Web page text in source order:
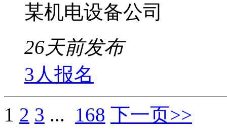
某机电设备公司
26天前发布
3人报名
1 2 3 ... 168 下一页>>